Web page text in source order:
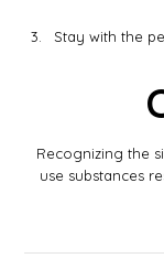
Stay with the
Recognizing the
use substances